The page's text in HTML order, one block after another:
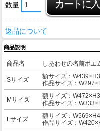
数量
返品について
商品説明
商品名 しあわせの名前ポエ
Sサイズ
額サイズ：
作品サイズ：
Mサイズ
額サイズ：
作品サイズ：
Lサイズ
額サイズ：
作品サイズ：